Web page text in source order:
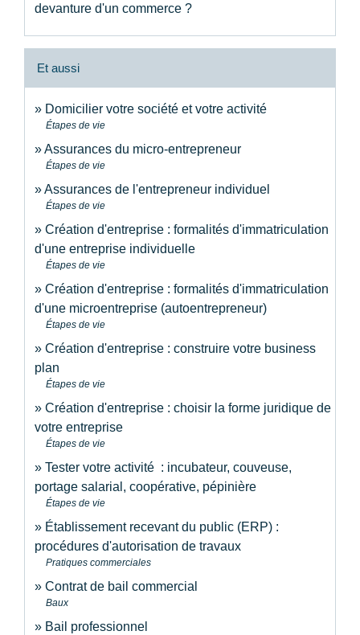
devanture d'un commerce ?
Et aussi
Domicilier votre société et votre activité
Étapes de vie
Assurances du micro-entrepreneur
Étapes de vie
Assurances de l'entrepreneur individuel
Étapes de vie
Création d'entreprise : formalités d'immatriculation
d'une entreprise individuelle
Étapes de vie
Création d'entreprise : formalités d'immatriculation
d'une microentreprise (autoentrepreneur)
Étapes de vie
Création d'entreprise : construire votre business
plan
Étapes de vie
Création d'entreprise : choisir la forme juridique de
votre entreprise
Étapes de vie
Tester votre activité : incubateur, couveuse,
portage salarial, coopérative, pépinière
Étapes de vie
Établissement recevant du public (ERP) :
procédures d'autorisation de travaux
Pratiques commerciales
Contrat de bail commercial
Baux
Bail professionnel